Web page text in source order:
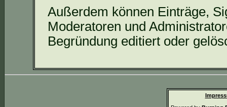
Außerdem können Einträge,
Moderatoren und
Begründung editiert oder